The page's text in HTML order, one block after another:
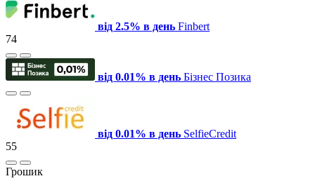
від 2.5% в день Finbert
74
від 0.01% в день Бізнес Позика
від 0.01% в день SelfieCredit
55
Грошик